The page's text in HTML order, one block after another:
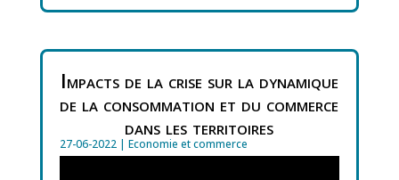
Impacts de la crise sur la dynamique
de la consommation et du commerce
dans les territoires
27-06-2022| Economie et commerce